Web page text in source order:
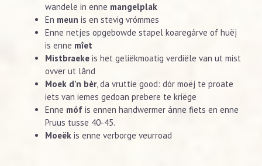
wandele in enne mangelplak
En meun is en stevig vrómmes
Enne netjes opgebowde stapel koaregárve of huëj
is enne mîet
Mistbraeke is het geliëkmoatig verdiële van ut mist
ovver ut lând
Moek d’n bèr, da vruttie good: dór moëj te proate
iets van iemes gedoan prebere te kriëge
Enne móf is ennen handwermer ánne fiets en enne
Pruus tusse 40-45.
Moeëk is enne verborge veurroad